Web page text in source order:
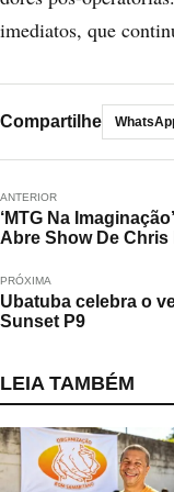
imediatos, que
Compartilhe
ANTERIOR
‘MTG Na
Abre Show De Chris
PRÓXIMA
Ubatuba celebra o
Sunset P9
LEIA TAMBÉM